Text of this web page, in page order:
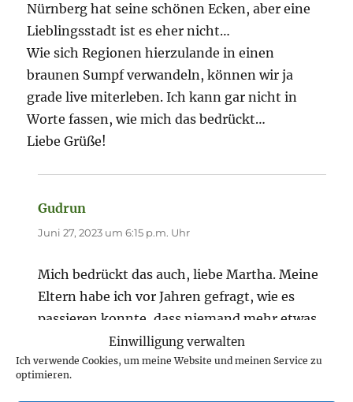
Einwilligung verwalten
Ich verwende Cookies, um meine Website und meinen Service zu
optimieren.
Nürnberg hat seine schönen Ecken, aber eine
Lieblingsstadt ist es eher nicht…
Wie sich Regionen hierzulande in einen
braunen Sumpf verwandeln, können wir ja
grade live miterleben. Ich kann gar nicht in
Worte fassen, wie mich das bedrückt…
Liebe Grüße!
Gudrun
Juni 27, 2023 um 6:15 p.m. Uhr
Mich bedrückt das auch, liebe Martha. Meine
Eltern habe ich vor Jahren gefragt, wie es
passieren konnte, dass niemand mehr etwas
ausrichten konnte gegen die braune Pest und
wie es anfing. Wir haben viel darüber